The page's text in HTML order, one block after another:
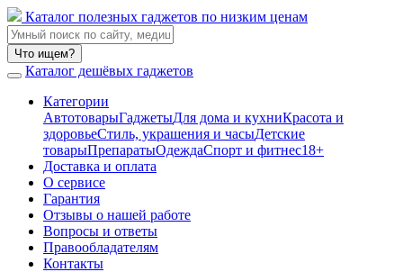
Каталог полезных гаджетов по низким ценам
Что ищем?
Каталог дешёвых гаджетов
Категории
АвтотоварыГаджетыДля дома и кухниКрасота и
здоровьеСтиль, украшения и часыДетские
товарыПрепаратыОдеждаСпорт и фитнес18+
Доставка и оплата
О сервисе
Гарантия
Отзывы о нашей работе
Вопросы и ответы
Правообладателям
Контакты